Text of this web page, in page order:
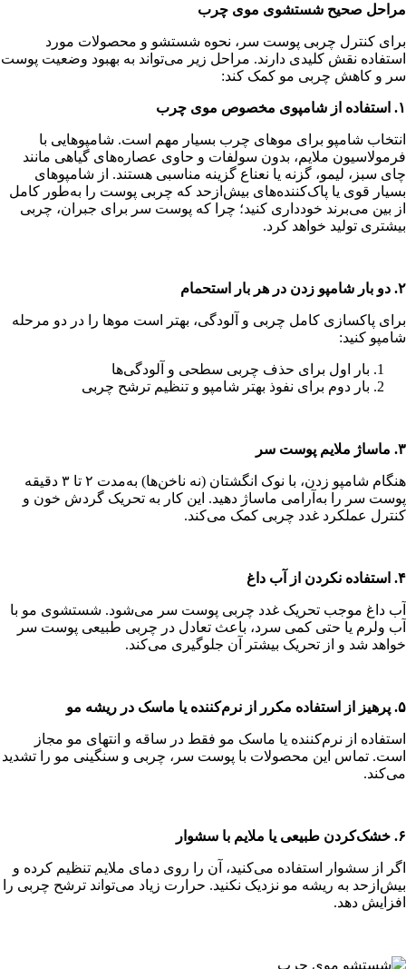
مراحل صحیح شستشوی موی چرب
برای کنترل چربی پوست سر، نحوه شستشو و محصولات مورد
استفاده نقش کلیدی دارند. مراحل زیر می‌تواند به بهبود وضعیت پوست
سر و کاهش چربی مو کمک کند:
۱. استفاده از شامپوی مخصوص موی چرب
انتخاب شامپو برای موهای چرب بسیار مهم است. شامپوهایی با
فرمولاسیون ملایم، بدون سولفات و حاوی عصاره‌های گیاهی مانند
چای سبز، لیمو، گزنه یا نعناع گزینه مناسبی هستند. از شامپوهای
بسیار قوی یا پاک‌کننده‌های بیش‌ازحد که چربی پوست را به‌طور کامل
از بین می‌برند خودداری کنید؛ چرا که پوست سر برای جبران، چربی
بیشتری تولید خواهد کرد.
۲. دو بار شامپو زدن در هر بار استحمام
برای پاکسازی کامل چربی و آلودگی، بهتر است موها را در دو مرحله
شامپو کنید:
بار اول برای حذف چربی سطحی و آلودگی‌ها
بار دوم برای نفوذ بهتر شامپو و تنظیم ترشح چربی
۳. ماساژ ملایم پوست سر
هنگام شامپو زدن، با نوک انگشتان (نه ناخن‌ها) به‌مدت ۲ تا ۳ دقیقه
پوست سر را به‌آرامی ماساژ دهید. این کار به تحریک گردش خون و
کنترل عملکرد غدد چربی کمک می‌کند.
۴. استفاده نکردن از آب داغ
آب داغ موجب تحریک غدد چربی پوست سر می‌شود. شستشوی مو با
آب ولرم یا حتی کمی سرد، باعث تعادل در چربی طبیعی پوست سر
خواهد شد و از تحریک بیشتر آن جلوگیری می‌کند.
۵. پرهیز از استفاده مکرر از نرم‌کننده یا ماسک در ریشه مو
استفاده از نرم‌کننده یا ماسک مو فقط در ساقه و انتهای مو مجاز
است. تماس این محصولات با پوست سر، چربی و سنگینی مو را تشدید
می‌کند.
۶. خشک‌کردن طبیعی یا ملایم با سشوار
اگر از سشوار استفاده می‌کنید، آن را روی دمای ملایم تنظیم کرده و
بیش‌ازحد به ریشه مو نزدیک نکنید. حرارت زیاد می‌تواند ترشح چربی را
افزایش دهد.